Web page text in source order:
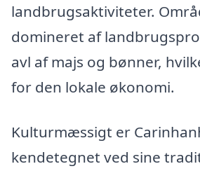
landbrugsaktiviteter.
domineret af
avl af majs og bønner,
for den lokale økonomi.
Kulturmæssigt er
kendetegnet ved sine